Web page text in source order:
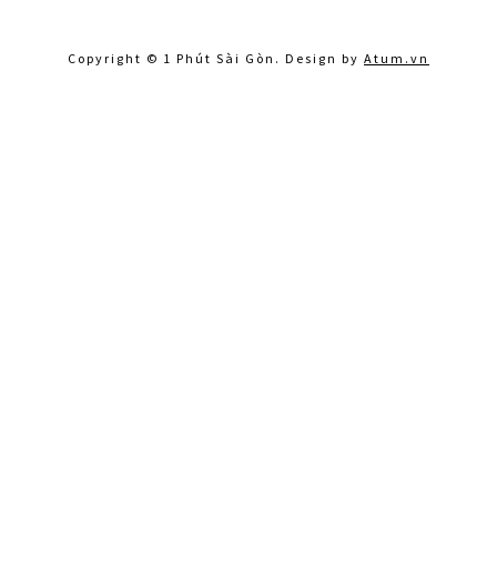
Copyright © 1 Phút Sài Gòn. Design by Atum.vn